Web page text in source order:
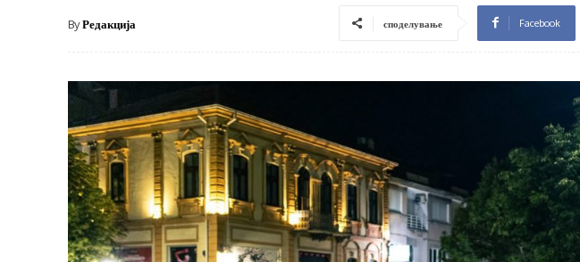
ByРедакција споделување Facebook